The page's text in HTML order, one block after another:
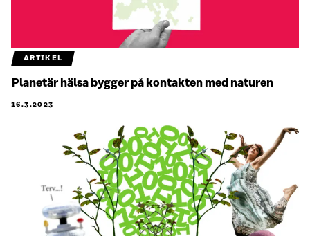
ARTIKEL
Planetär hälsa bygger på kontakten med naturen
16.3.2023